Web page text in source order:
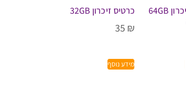
כרטיס זיכרון 64GB
כרטיס זיכרון 32GB
35 ₪
מידע נוסף